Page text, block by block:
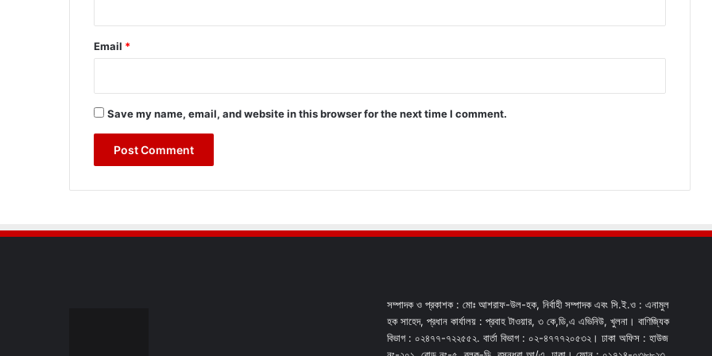
Email *
Save my name, email, and website in this browser for the next time I comment.
সম্পাদক ও প্রকাশক : মোঃ আশরাফ-উল-হক, নির্বাহী সম্পাদক এবং সি.ই.ও : এনামুল
হক সাহেদ, প্রধান কার্যালয় : প্রবাহ টাওয়ার, ৩ কে,ডি,এ এভিনিউ, খুলনা। বাণিজ্যিক
বিভাগ : ০২৪৭৭-৭২২৫৫২. বার্তা বিভাগ : ০২-৪৭৭৭২০৫৩২। ঢাকা অফিস : হাউজ